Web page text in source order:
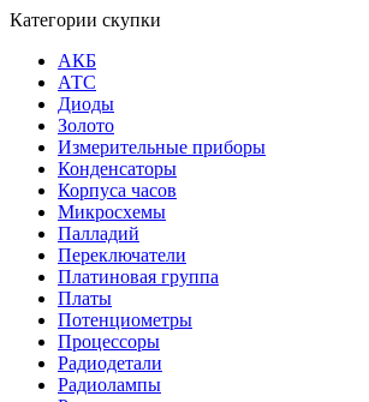
Категории скупки
АКБ
АТС
Диоды
Золото
Измерительные приборы
Конденсаторы
Корпуса часов
Микросхемы
Палладий
Переключатели
Платиновая группа
Платы
Потенциометры
Процессоры
Радиодетали
Радиолампы